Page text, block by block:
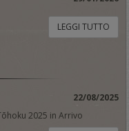
LEGGI TUTTO
22/08/2025
2025 in Arrivo